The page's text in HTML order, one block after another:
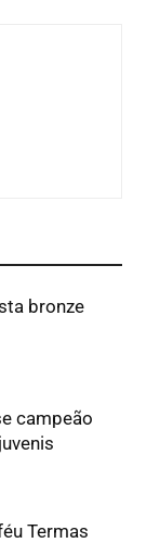
bronze
campeão
Termas